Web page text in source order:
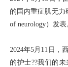
的国内重症肌无力
of neurology）发表
2024年5月11日，
的护士??我们的